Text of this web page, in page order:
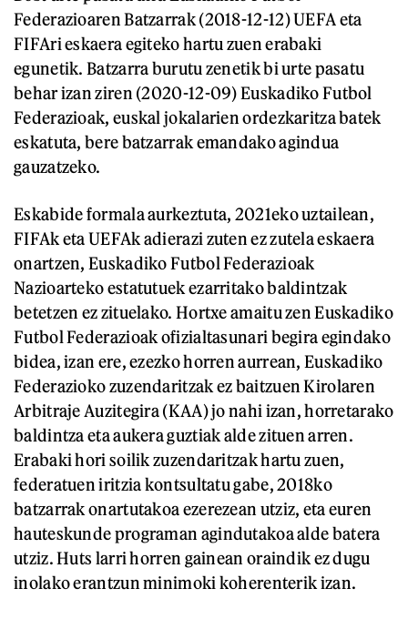
Federazioaren Batzarrak (2018-12-12) UEFA eta
FIFAri eskaera egiteko hartu zuen erabaki
egunetik. Batzarra burutu zenetik bi urte pasatu
behar izan ziren (2020-12-09) Euskadiko Futbol
Federazioak, euskal jokalarien ordezkaritza batek
eskatuta, bere batzarrak emandako agindua
gauzatzeko.
Eskabide formala aurkeztuta, 2021eko uztailean,
FIFAk eta UEFAk adierazi zuten ez zutela eskaera
onartzen, Euskadiko Futbol Federazioak
Nazioarteko estatutuek ezarritako baldintzak
betetzen ez zituelako. Hortxe amaitu zen Euskadiko
Futbol Federazioak ofizialtasunari begira egindako
bidea, izan ere, ezezko horren aurrean, Euskadiko
Federazioko zuzendaritzak ez baitzuen Kirolaren
Arbitraje Auzitegira (KAA) jo nahi izan, horretarako
baldintza eta aukera guztiak alde zituen arren.
Erabaki hori soilik zuzendaritzak hartu zuen,
federatuen iritzia kontsultatu gabe, 2018ko
batzarrak onartutakoa ezerezean utziz, eta euren
hauteskunde programan agindutakoa alde batera
utziz. Huts larri horren gainean oraindik ez dugu
inolako erantzun minimoki koherenterik izan.